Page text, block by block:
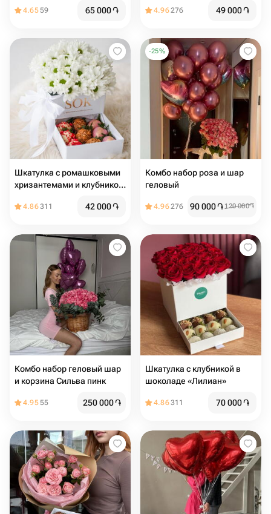
4.6559 65 000֏ 4.96276 49 000֏
Шкатулка с ромашковыми
хризантемами и клубникой
4.86311 42 000֏
-25%
Комбо набор роза и шар
геловый
4.96276 90 000֏ 120 000֏
Комбо набор геловый шар
и корзина Сильва пинк
4.9555 250 000֏
Шкатулка с клубникой в
шоколаде «Лилиан»
4.86311 70 000֏